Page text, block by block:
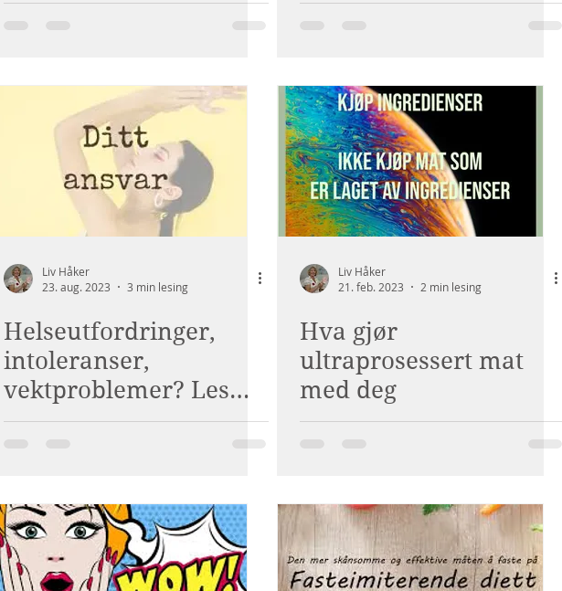
Liv Håker
23. aug. 2023
3 min lesing
Helseutfordringer,
intoleranser,
vektproblemer? Les
videre her.
Liv Håker
21. feb. 2023
2 min lesing
Hva gjør
ultraprosessert mat
med deg